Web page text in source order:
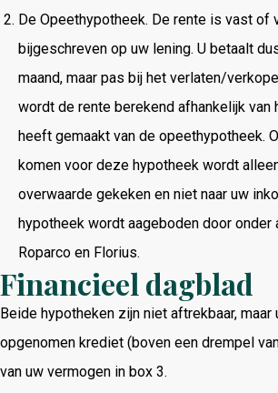
De Opeethypotheek. De rente is vast of
bijgeschreven op uw lening. U betaalt
maand, maar pas bij het verlaten/
wordt de rente berekend afhankelijk van
heeft gemaakt van de opeethypotheek.
komen voor deze hypotheek wordt
overwaarde gekeken en niet naar uw
hypotheek wordt aageboden door onder
Roparco en Florius.
Financieel dagblad
Beide hypotheken zijn niet aftrekbaar, maar
opgenomen krediet (boven een drempel
van uw vermogen in box 3.